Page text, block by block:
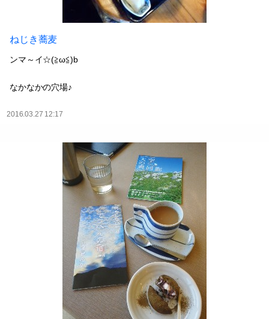
ねじき蕎麦
ンマ～イ☆(≧ω≦)b
なかなかの穴場♪
2016.03.27 12:17